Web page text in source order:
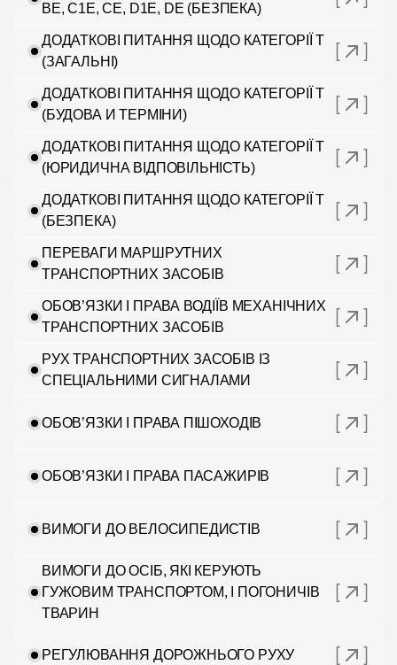
BE, C1E, CE, D1E, DE (БЕЗПЕКА)
ДОДАТКОВІ ПИТАННЯ ЩОДО КАТЕГОРІЇ T
(ЗАГАЛЬНІ)
ДОДАТКОВІ ПИТАННЯ ЩОДО КАТЕГОРІЇ Т
(БУДОВА И ТЕРМІНИ)
ДОДАТКОВІ ПИТАННЯ ЩОДО КАТЕГОРІЇ Т
(ЮРИДИЧНА ВІДПОВІЛЬНІСТЬ)
ДОДАТКОВІ ПИТАННЯ ЩОДО КАТЕГОРІЇ Т
(БЕЗПЕКА)
ПЕРЕВАГИ МАРШРУТНИХ
ТРАНСПОРТНИХ ЗАСОБІВ
ОБОВ’ЯЗКИ І ПРАВА ВОДІЇВ МЕХАНІЧНИХ
ТРАНСПОРТНИХ ЗАСОБІВ
РУХ ТРАНСПОРТНИХ ЗАСОБІВ ІЗ
СПЕЦІАЛЬНИМИ СИГНАЛАМИ
ОБОВ’ЯЗКИ І ПРАВА ПІШОХОДІВ
ОБОВ’ЯЗКИ І ПРАВА ПАСАЖИРІВ
ВИМОГИ ДО ВЕЛОСИПЕДИСТІВ
ВИМОГИ ДО ОСІБ, ЯКІ КЕРУЮТЬ
ГУЖОВИМ ТРАНСПОРТОМ, І ПОГОНИЧІВ
ТВАРИН
РЕГУЛЮВАННЯ ДОРОЖНЬОГО РУХУ